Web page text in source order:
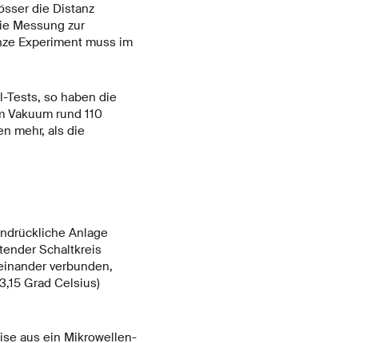
die Distanz
Messung zur
Experiment muss im
Tests, so haben die
rund 110
mehr, als die
Anlage
Schaltkreis
verbunden,
Grad Celsius)
aus ein Mikrowellen-